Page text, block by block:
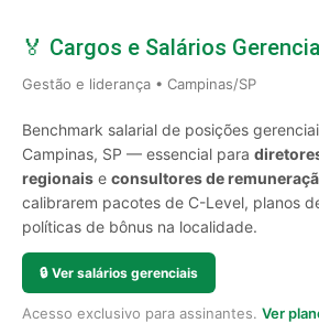
🏅 Cargos e Salários
Gestão e liderança • Campinas/SP
Benchmark salarial de posições
Campinas, SP — essencial para
regionais e consultores de
calibrarem pacotes de C-Level, planos
políticas de bônus na localidade.
🔒 Ver salários gerenciais
Acesso exclusivo para assinantes. Ver